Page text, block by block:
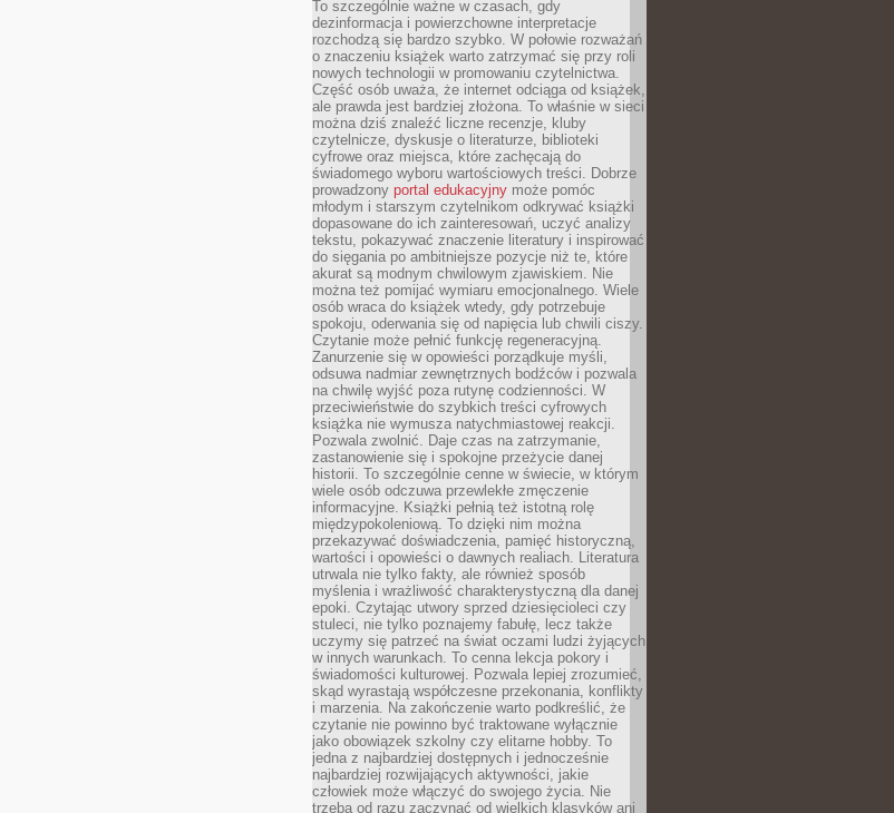
To szczególnie ważne w czasach, gdy
dezinformacja i powierzchowne interpretacje
rozchodzą się bardzo szybko. W połowie rozważań
o znaczeniu książek warto zatrzymać się przy roli
nowych technologii w promowaniu czytelnictwa.
Część osób uważa, że internet odciąga od książek,
ale prawda jest bardziej złożona. To właśnie w sieci
można dziś znaleźć liczne recenzje, kluby
czytelnicze, dyskusje o literaturze, biblioteki
cyfrowe oraz miejsca, które zachęcają do
świadomego wyboru wartościowych treści. Dobrze
prowadzony portal edukacyjny może pomóc
młodym i starszym czytelnikom odkrywać książki
dopasowane do ich zainteresowań, uczyć analizy
tekstu, pokazywać znaczenie literatury i inspirować
do sięgania po ambitniejsze pozycje niż te, które
akurat są modnym chwilowym zjawiskiem. Nie
można też pomijać wymiaru emocjonalnego. Wiele
osób wraca do książek wtedy, gdy potrzebuje
spokoju, oderwania się od napięcia lub chwili ciszy.
Czytanie może pełnić funkcję regeneracyjną.
Zanurzenie się w opowieści porządkuje myśli,
odsuwa nadmiar zewnętrznych bodźców i pozwala
na chwilę wyjść poza rutynę codzienności. W
przeciwieństwie do szybkich treści cyfrowych
książka nie wymusza natychmiastowej reakcji.
Pozwala zwolnić. Daje czas na zatrzymanie,
zastanowienie się i spokojne przeżycie danej
historii. To szczególnie cenne w świecie, w którym
wiele osób odczuwa przewlekłe zmęczenie
informacyjne. Książki pełnią też istotną rolę
międzypokoleniową. To dzięki nim można
przekazywać doświadczenia, pamięć historyczną,
wartości i opowieści o dawnych realiach. Literatura
utrwala nie tylko fakty, ale również sposób
myślenia i wrażliwość charakterystyczną dla danej
epoki. Czytając utwory sprzed dziesięcioleci czy
stuleci, nie tylko poznajemy fabułę, lecz także
uczymy się patrzeć na świat oczami ludzi żyjących
w innych warunkach. To cenna lekcja pokory i
świadomości kulturowej. Pozwala lepiej zrozumieć,
skąd wyrastają współczesne przekonania, konflikty
i marzenia. Na zakończenie warto podkreślić, że
czytanie nie powinno być traktowane wyłącznie
jako obowiązek szkolny czy elitarne hobby. To
jedna z najbardziej dostępnych i jednocześnie
najbardziej rozwijających aktywności, jakie
człowiek może włączyć do swojego życia. Nie
trzeba od razu zaczynać od wielkich klasyków ani